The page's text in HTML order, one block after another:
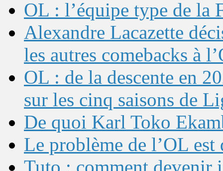
OL : l’équipe type de la
Alexandre Lacazette
les autres comebacks à
OL : de la descente en
sur les cinq saisons de
De quoi Karl Toko
Le problème de l’OL